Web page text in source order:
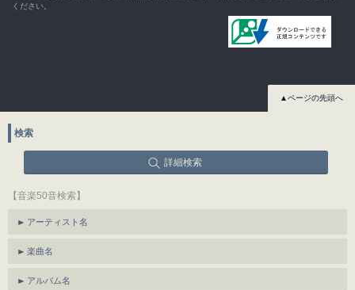
ください。
▲ページの先頭へ
検索
詳細検索
【音楽50音検索】
アーティスト名
楽曲名
アルバム名